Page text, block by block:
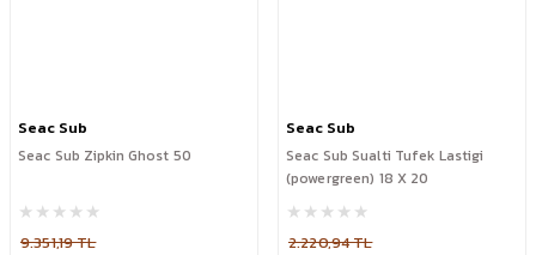
Seac Sub
Seac Sub Zipkin Ghost 50
9.351,19 TL
Seac Sub
Seac Sub Sualti Tufek Lastigi
(powergreen) 18 X 20
2.220,94 TL